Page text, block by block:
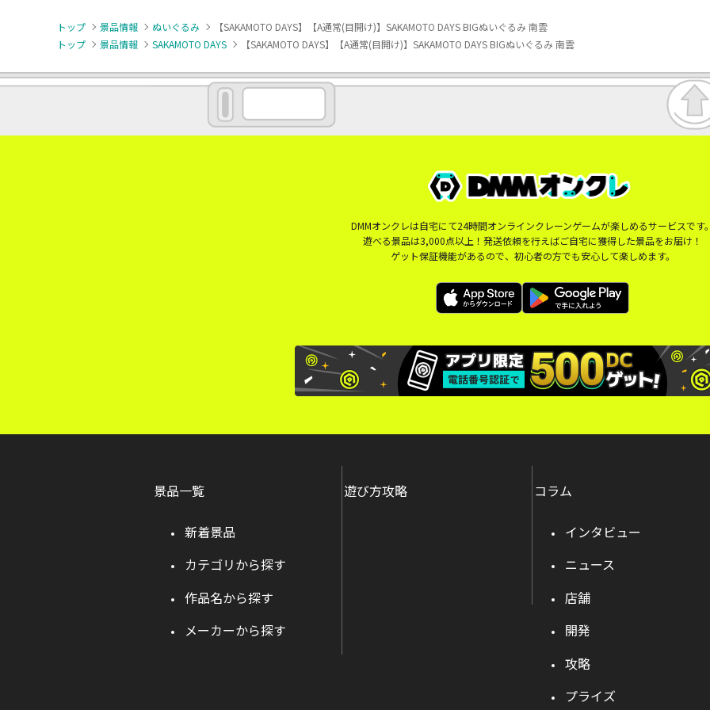
トップ 景品情報 ぬいぐるみ
【SAKAMOTO DAYS】【A通常(目開け)】SAKAMOTO DAYS BIGぬいぐるみ 南雲
トップ
景品情報 SAKAMOTO DAYS 【SAKAMOTO DAYS】【A通常(目開け)】SAKAMOTO DAYS BIGぬいぐるみ 南雲
DMMオンクレは自宅にて24時間オンラインクレーンゲームが楽しめるサービスです
遊べる景品は3,000点以上！発送依頼を行えばご自宅に獲得した景品をお届け！
ゲット保証機能があるので、初心者の方でも安心して楽しめます。
景品一覧
新着景品
カテゴリから探す
作品名から探す
メーカーから探す
遊び方攻略 コラム
インタビュー
ニュース
店舗
開発
攻略
プライズ